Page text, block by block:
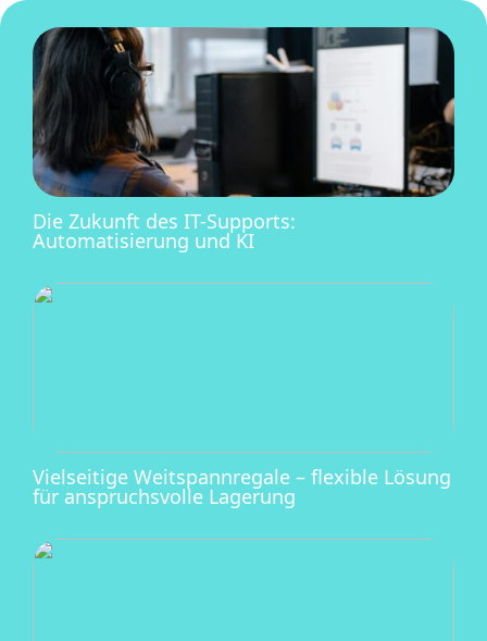
Die Zukunft des IT-Supports:
Automatisierung und KI
Vielseitige Weitspannregale – flexible Lösung
für anspruchsvolle Lagerung